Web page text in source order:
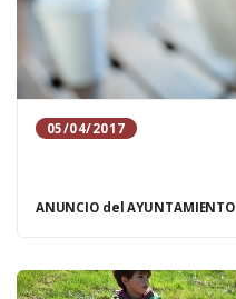
05/04/2017
ANUNCIO del AYUNTAMIENTO